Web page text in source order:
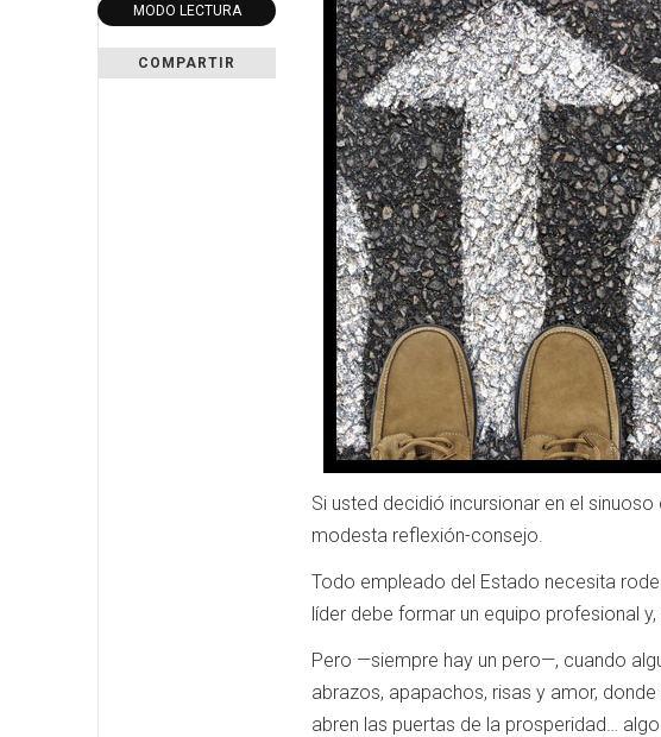
MODO LECTURA
COMPARTIR
Si usted decidió incursionar en el
modesta reflexión-consejo.
Todo empleado del Estado necesita
líder debe formar un equipo profesional
Pero —siempre hay un pero—, cuando
abrazos, apapachos, risas y amor,
abren las puertas de la prosperidad…